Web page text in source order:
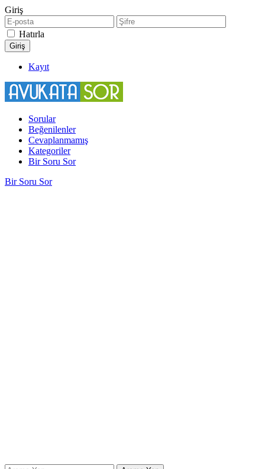
Giriş
Hatırla
Kayıt
Sorular
Beğenilenler
Cevaplanmamış
Kategoriler
Bir Soru Sor
Bir Soru Sor